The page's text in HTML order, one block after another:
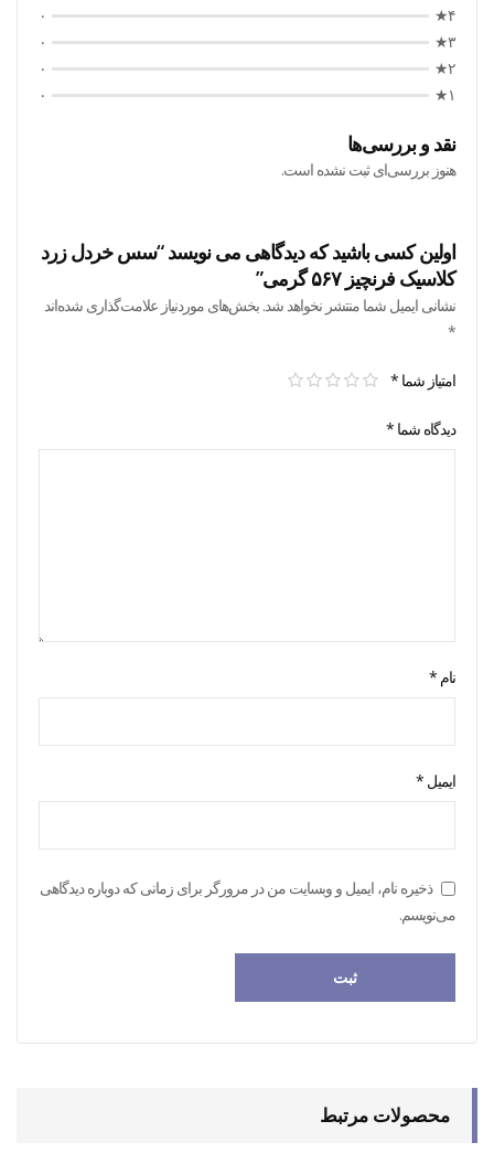
۴★
۰
۳★
۰
۲★
۰
۱★
۰
نقد و بررسی‌ها
هنوز بررسی‌ای ثبت نشده است.
اولین کسی باشید که دیدگاهی می نویسد “سس خردل زرد
کلاسیک فرنچیز ۵۶۷ گرمی”
نشانی ایمیل شما منتشر نخواهد شد. بخش‌های موردنیاز علامت‌گذاری شده‌اند
*
امتیاز شما *
دیدگاه شما *
نام *
ایمیل *
ذخیره نام، ایمیل و وبسایت من در مرورگر برای زمانی که دوباره دیدگاهی
می‌نویسم.
محصولات مرتبط